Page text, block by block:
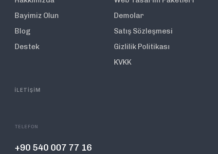
Bayimiz Olun
Blog
Destek
Demolar
Satış Sözleşmesi
Gizlilik Politikası
KVKK
İLETİŞİM
TELEFON
+90 540 007 77 16